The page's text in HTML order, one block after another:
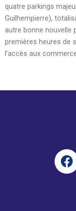
quatre parkings
Guilhempierre),
autre bonne nouvelle
premières heures de
l’accès aux